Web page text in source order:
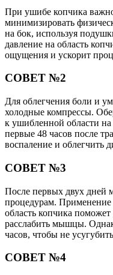
При ушибе копчика
минимизировать
на бок, используя
давление на область
ощущения и ускорит
СОВЕТ №2
Для облегчения боли и
холодные компрессы.
к ушибленной области на
первые 48 часов после
воспаление и облегчить
СОВЕТ №3
После первых двух дней
процедурам. Применение
область копчика
расслабить мышцы.
часов, чтобы не
СОВЕТ №4